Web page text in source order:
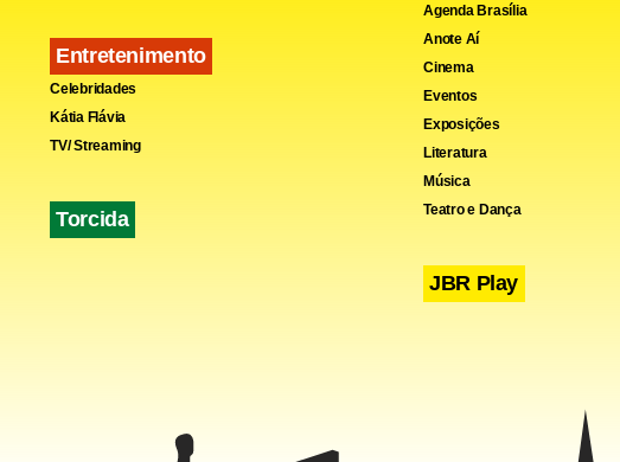
Facebook
Entretenimento
Celebridades
Kátia Flávia
TV/ Streaming
Torcida
Agenda Brasília
Anote Aí
Cinema
Eventos
Exposições
Literatura
Música
Teatro e Dança
JBR Play